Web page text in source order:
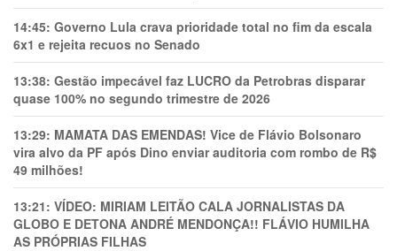
14:45: Governo Lula crava prioridade total no fim da escala
6x1 e rejeita recuos no Senado
13:38: Gestão impecável faz LUCRO da Petrobras disparar
quase 100% no segundo trimestre de 2026
13:29: MAMATA DAS EMENDAS! Vice de Flávio Bolsonaro
vira alvo da PF após Dino enviar auditoria com rombo de R$
49 milhões!
13:21: VÍDEO: MIRIAM LEITÃO CALA JORNALISTAS DA
GLOBO E DETONA ANDRÉ MENDONÇA!! FLÁVIO HUMILHA
AS PRÓPRIAS FILHAS